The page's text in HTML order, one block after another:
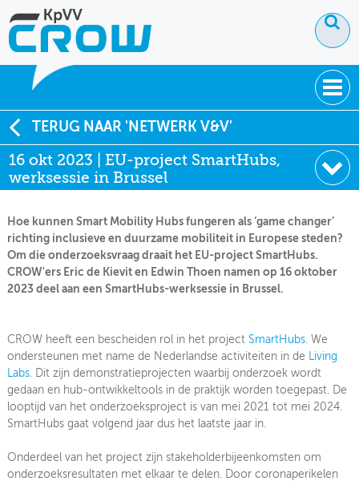
OVER KPVV
NIEUWS
KENNIS
NETWERK V&V
TERUG NAAR 'NETWERK V&V'
16 okt 2023 | EU-project SmartHubs,
werksessie in Brussel
Hoe kunnen Smart Mobility Hubs fungeren als ‘game changer’
richting inclusieve en duurzame mobiliteit in Europese steden?
Om die onderzoeksvraag draait het EU-project SmartHubs.
CROW'ers Eric de Kievit en Edwin Thoen namen op 16 oktober
2023 deel aan een SmartHubs-werksessie in Brussel.
CROW heeft een bescheiden rol in het project SmartHubs. We
ondersteunen met name de Nederlandse activiteiten in de Living
Labs. Dit zijn demonstratieprojecten waarbij onderzoek wordt
gedaan en hub-ontwikkeltools in de praktijk worden toegepast. De
looptijd van het onderzoeksproject is van mei 2021 tot mei 2024.
SmartHubs gaat volgend jaar dus het laatste jaar in.
Onderdeel van het project zijn stakeholderbijeenkomsten om
onderzoeksresultaten met elkaar te delen. Door coronaperikelen